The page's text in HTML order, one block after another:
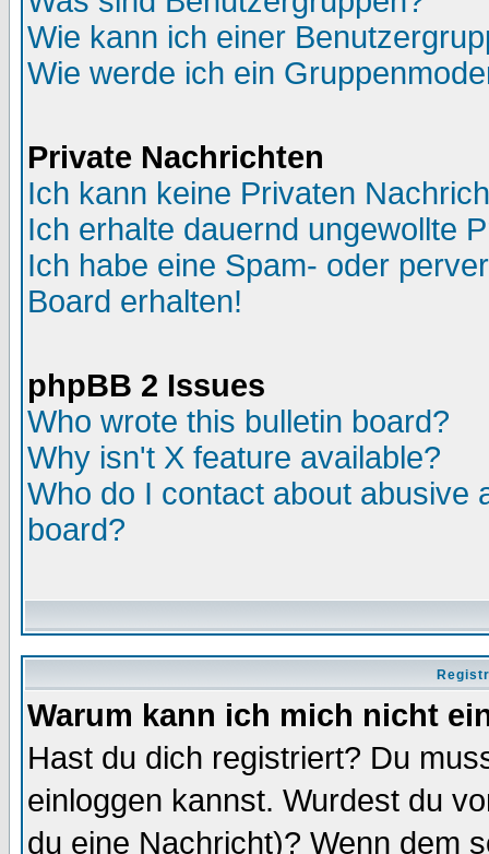
Wie kann ich einer
Wie werde ich ein
Private Nachrichten
Ich kann keine Privaten
Ich erhalte dauernd ungewollte
Ich habe eine Spam- oder
Board erhalten!
phpBB 2 Issues
Who wrote this bulletin board?
Why isn't X feature available?
Who do I contact about abusive
board?
Warum kann ich mich nicht
Hast du dich registriert? Du
einloggen kannst. Wurdest du
du eine Nachricht)? Wenn dem